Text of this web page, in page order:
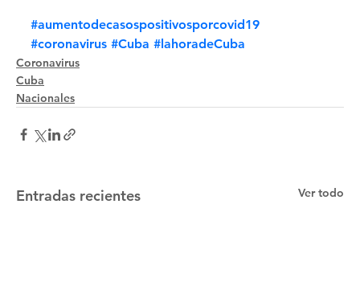
#aumentodecasospositivosporcovid19
#coronavirus #Cuba #lahoradeCuba
Coronavirus
Cuba
Nacionales
Entradas recientes Ver todo